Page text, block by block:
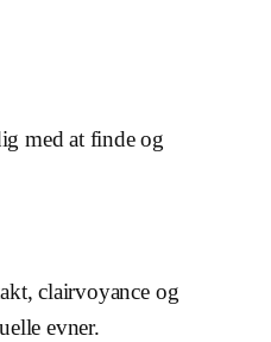
med at finde og
clairvoyance og
evner.